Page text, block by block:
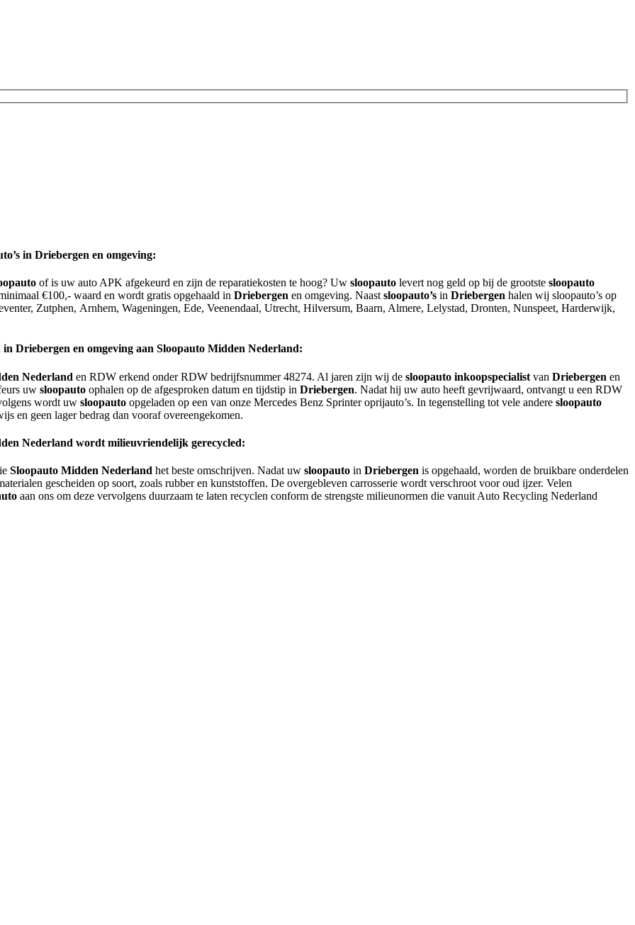
in Driebergen en omgeving:
of is uw auto APK afgekeurd en zijn de reparatiekosten te hoog? Uw sloopauto levert nog geld op bij de grootste sloopauto
€100,- waard en wordt gratis opgehaald in Driebergen en omgeving. Naast sloopauto’s in Driebergen halen wij sloopauto’s op
Zutphen, Arnhem, Wageningen, Ede, Veenendaal, Utrecht, Hilversum, Baarn, Almere, Lelystad, Dronten, Nunspeet, Harderwijk,
in Driebergen en omgeving aan Sloopauto Midden Nederland:
Nederland en RDW erkend onder RDW bedrijfsnummer 48274. Al jaren zijn wij de sloopauto inkoopspecialist van Driebergen en
uw sloopauto ophalen op de afgesproken datum en tijdstip in Driebergen. Nadat hij uw auto heeft gevrijwaard, ontvangt u een RDW
wordt uw sloopauto opgeladen op een van onze Mercedes Benz Sprinter oprijauto’s. In tegenstelling tot vele andere sloopauto
en geen lager bedrag dan vooraf overeengekomen.
Nederland wordt milieuvriendelijk gerecycled:
Sloopauto Midden Nederland het beste omschrijven. Nadat uw sloopauto in Driebergen is opgehaald, worden de bruikbare onderdelen
gescheiden op soort, zoals rubber en kunststoffen. De overgebleven carrosserie wordt verschroot voor oud ijzer. Velen
aan ons om deze vervolgens duurzaam te laten recyclen conform de strengste milieunormen die vanuit Auto Recycling Nederland